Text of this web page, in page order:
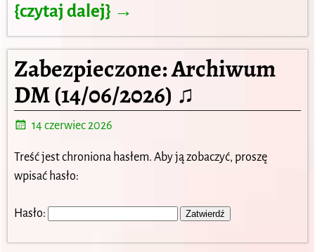
{czytaj dalej} →
Zabezpieczone: Archiwum
DM (14/06/2026) ♫
14 czerwiec 2026
Treść jest chroniona hasłem. Aby ją zobaczyć, proszę
wpisać hasło:
Hasło: